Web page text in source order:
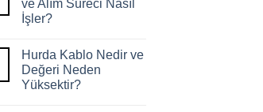
ve Alım Süreci Nasıl
İşler?
Hurda Kablo Nedir ve
Değeri Neden
Yüksektir?